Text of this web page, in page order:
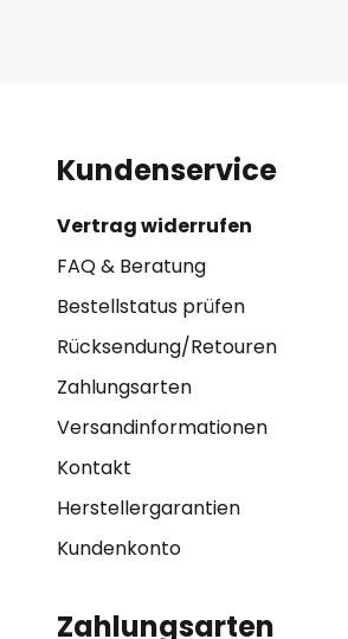
Kundenservice
Vertrag widerrufen
FAQ & Beratung
Bestellstatus prüfen
Rücksendung/Retouren
Zahlungsarten
Versandinformationen
Kontakt
Herstellergarantien
Kundenkonto
Zahlungsarten